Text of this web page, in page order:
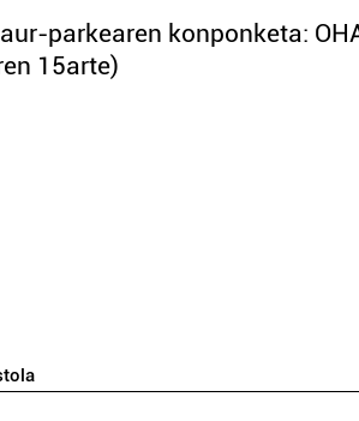
parkearen konponketa:
15arte)